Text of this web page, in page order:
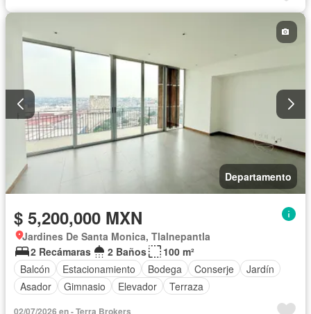
Departamento
$ 5,200,000 MXN
Jardines De Santa Monica, Tlalnepantla
2 Recámaras
2 Baños
100 m²
Balcón
Estacionamiento Bodega Conserje
Jardín
Asador
Gimnasio Elevador Terraza